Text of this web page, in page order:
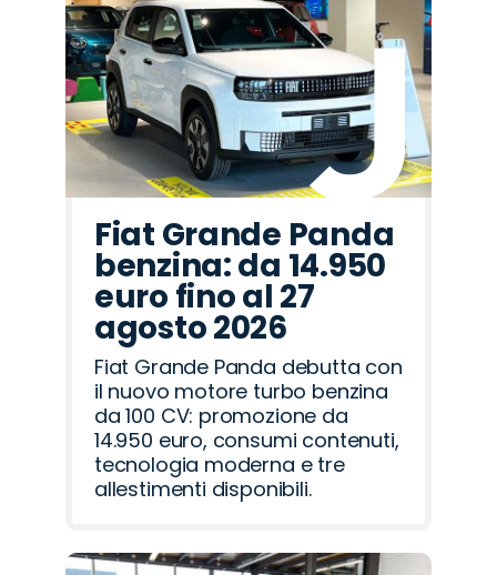
Fiat Grande Panda
benzina: da 14.950
euro fino al 27
agosto 2026
Fiat Grande Panda debutta con
il nuovo motore turbo benzina
da 100 CV: promozione da
14.950 euro, consumi contenuti,
tecnologia moderna e tre
allestimenti disponibili.